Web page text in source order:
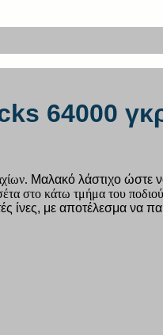
64000
Μαλακό λάστιχο ώστε
στο κάτω τμήμα του
με αποτέλεσμα να